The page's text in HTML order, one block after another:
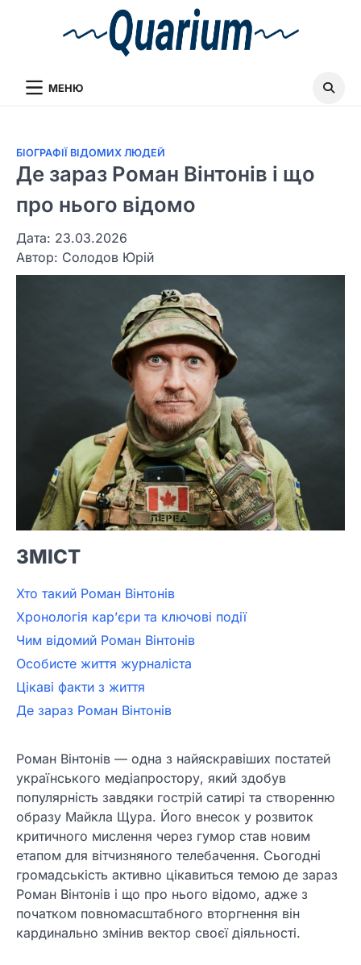
МЕНЮ
БІОГРАФІЇ ВІДОМИХ ЛЮДЕЙ
Де зараз Роман Вінтонів і що
про нього відомо
Дата: 23.03.2026
Автор: Солодов Юрій
ЗМІСТ
Хто такий Роман Вінтонів
Хронологія кар’єри та ключові події
Чим відомий Роман Вінтонів
Особисте життя журналіста
Цікаві факти з життя
Де зараз Роман Вінтонів
Роман Вінтонів — одна з найяскравіших постатей
українського медіапростору, який здобув
популярність завдяки гострій сатирі та створенню
образу Майкла Щура. Його внесок у розвиток
критичного мислення через гумор став новим
етапом для вітчизняного телебачення. Сьогодні
громадськість активно цікавиться темою де зараз
Роман Вінтонів і що про нього відомо, адже з
початком повномасштабного вторгнення він
кардинально змінив вектор своєї діяльності.